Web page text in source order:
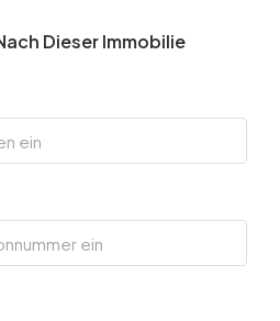
Dieser Immobilie